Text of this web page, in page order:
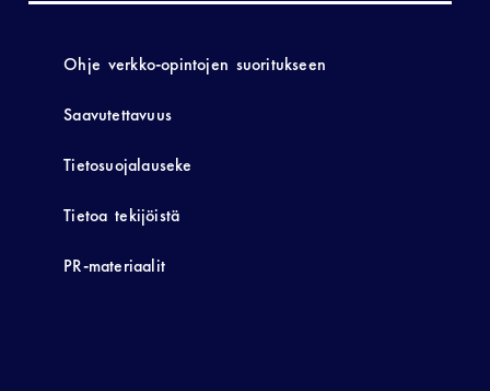
Ohje verkko-opintojen suoritukseen
Saavutettavuus
Tietosuojalauseke
Tietoa tekijöistä
PR-materiaalit